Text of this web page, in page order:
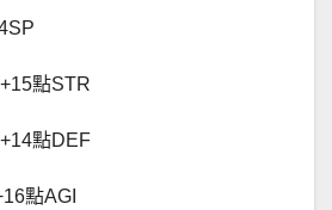
點STR
點DEF
點AGI